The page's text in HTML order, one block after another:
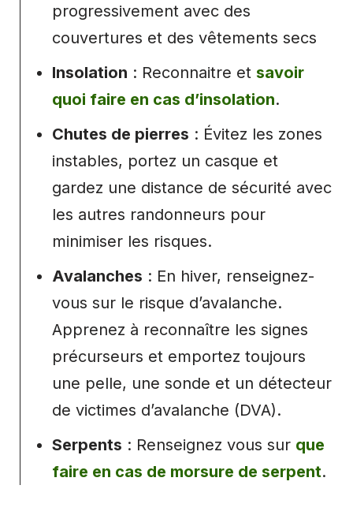
progressivement avec des
couvertures et des vêtements secs
Insolation : Reconnaitre et savoir
quoi faire en cas d’insolation.
Chutes de pierres : Évitez les zones
instables, portez un casque et
gardez une distance de sécurité avec
les autres randonneurs pour
minimiser les risques.
Avalanches : En hiver, renseignez-
vous sur le risque d’avalanche.
Apprenez à reconnaître les signes
précurseurs et emportez toujours
une pelle, une sonde et un détecteur
de victimes d’avalanche (DVA).
Serpents : Renseignez vous sur que
faire en cas de morsure de serpent.